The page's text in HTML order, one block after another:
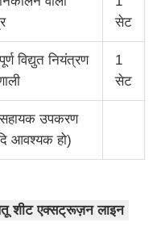
सेट
विद्युत नियंत्रण
1
सेट
उपकरण
आवश्यक हो)
शीट एक्सट्रूज़न लाइन